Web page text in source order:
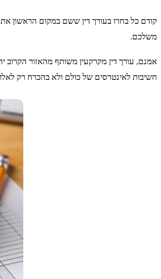
קודם כל בחרו בעורך דין ששם במקום הראשון
משלכם.
אמנם, עורך דין מקרקעין משותף מהאזור הקרוב
חשיבות לאינטרסים של כולם ולא בהכרח רק